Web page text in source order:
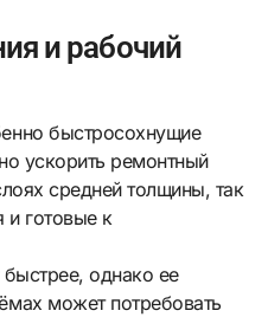
и рабочий
быстросохнущие
ускорить ремонтный
средней толщины, так
и готовые к
быстрее, однако ее
может потребовать